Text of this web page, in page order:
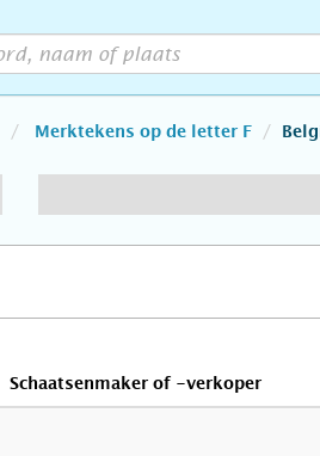
Merktekens op de letter F
Schaatsenmaker of -verkoper